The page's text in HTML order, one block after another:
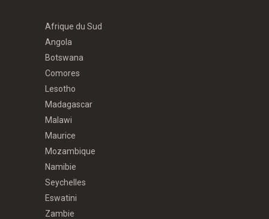
Afrique du Sud
Angola
Botswana
Comores
Lesotho
Madagascar
Malawi
Maurice
Mozambique
Namibie
Seychelles
Eswatini
Zambie